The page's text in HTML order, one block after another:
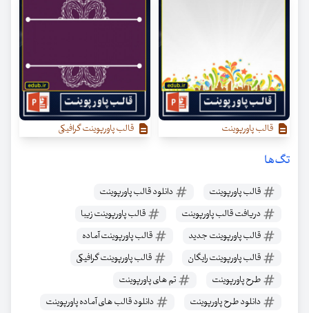
قالب پاورپوینت قالب پاورپوینت گرافیکی
تگ‌ها
قالب پاورپوینت
دانلود قالب پاورپوینت
دریافت قالب پاورپوینت
قالب پاورپوینت زیبا
قالب پاورپوینت جدید
قالب پاورپوینت آماده
قالب پاورپوینت رایگان
قالب پاورپوینت گرافیکی
طرح پاورپوینت
تم های پاورپوینت
دانلود طرح پاورپوینت
دانلود قالب های آماده پاورپوینت